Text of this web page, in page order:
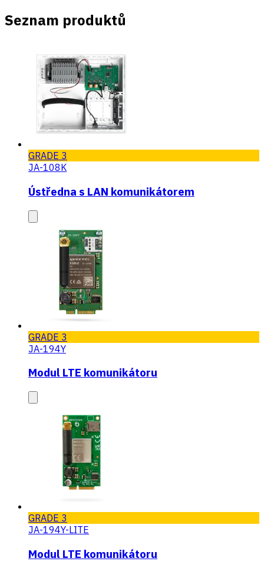
Seznam produktů
GRADE 3
JA-108K
Ústředna s LAN komunikátorem
GRADE 3
JA-194Y
Modul LTE komunikátoru
GRADE 3
JA-194Y-LITE
Modul LTE komunikátoru